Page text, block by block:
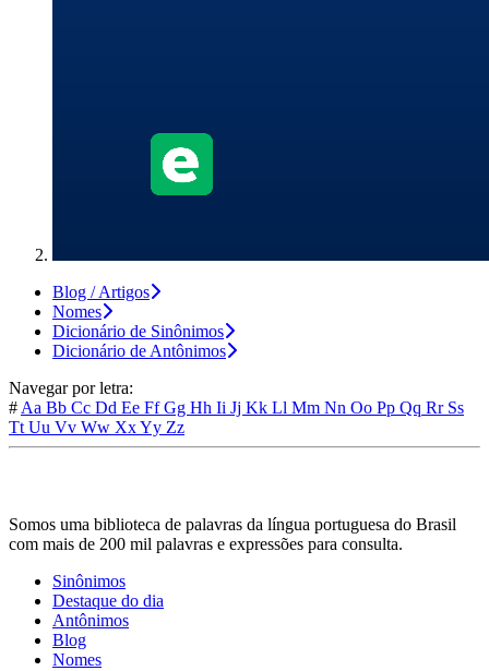
Blog / Artigos
Nomes
Dicionário de Sinônimos
Dicionário de Antônimos
Navegar por letra:
# Aa Bb Cc Dd Ee FfGg Hh Ii Jj Kk Ll Mm Nn Oo Pp Qq Rr Ss
Tt Uu Vv Ww XxYy Zz
Somos uma biblioteca de palavras da língua portuguesa do Brasil
com mais de 200 mil palavras e expressões para consulta.
Sinônimos
Destaque do dia
Antônimos
Blog
Nomes